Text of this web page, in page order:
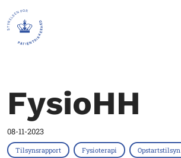
FysioHH
08-11-2023
Tilsynsrapport Fysioterapi Opstartstilsyn